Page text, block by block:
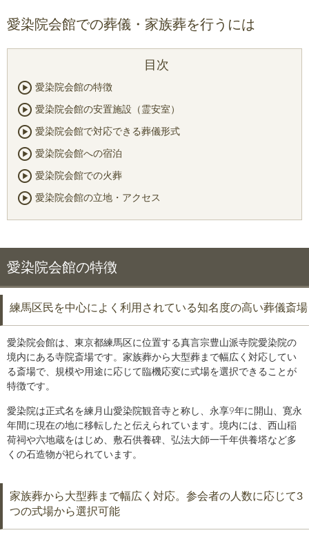
愛染院会館での葬儀・家族葬を行うには
愛染院会館の特徴
愛染院会館の安置施設（霊安室）
愛染院会館で対応できる葬儀形式
愛染院会館への宿泊
愛染院会館での火葬
愛染院会館の立地・アクセス
愛染院会館の特徴
練馬区民を中心によく利用されている知名度の高い葬儀斎場
愛染院会館は、東京都練馬区に位置する真言宗豊山派寺院愛染院の
境内にある寺院斎場です。家族葬から大型葬まで幅広く対応してい
る斎場で、規模や用途に応じて臨機応変に式場を選択できることが
特徴です。
愛染院は正式名を練月山愛染院観音寺と称し、永享9年に開山、寛永
年間に現在の地に移転したと伝えられています。境内には、西山稲
荷祠や六地蔵をはじめ、敷石供養碑、弘法大師一千年供養塔など多
くの石造物が祀られています。
家族葬から大型葬まで幅広く対応。参会者の人数に応じて3
つの式場から選択可能